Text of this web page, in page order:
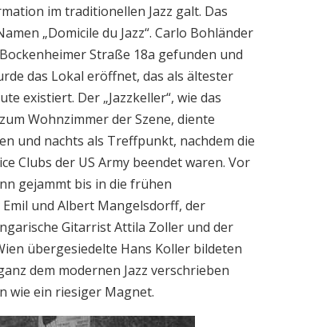
im traditionellen Jazz galt. Das
„Domicile du Jazz“. Carlo Bohländer
Straße 18a gefunden und
das Lokal eröffnet, das als ältester
existiert. Der „Jazzkeller“, wie das
Wohnzimmer der Szene, diente
und nachts als Treffpunkt, nachdem die
Clubs der US Army beendet waren. Vor
gejammt bis in die frühen
und Albert Mangelsdorff, der
Gitarrist Attila Zoller und der
übergesiedelte Hans Koller bildeten
dem modernen Jazz verschrieben
wie ein riesiger Magnet.